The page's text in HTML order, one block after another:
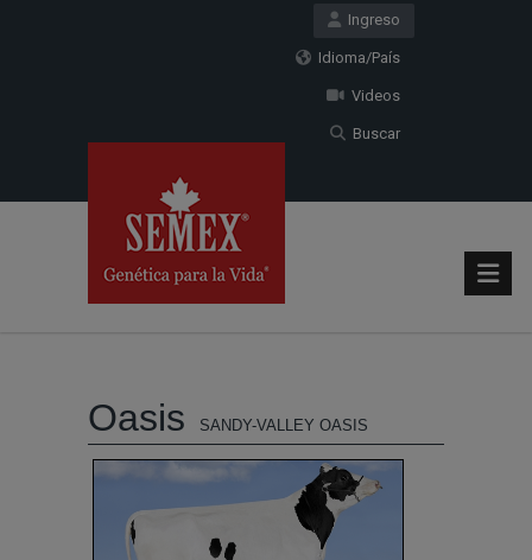
Ingreso
Idioma/País
Videos
Buscar